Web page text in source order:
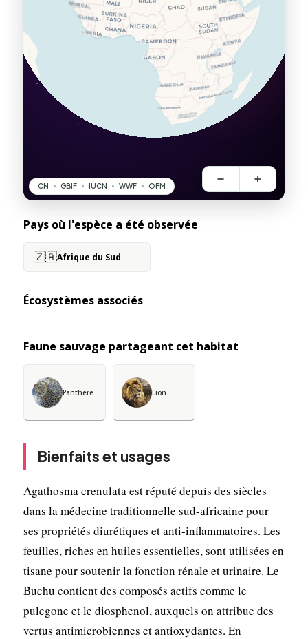
Pays où l'espèce a été observée
🇿🇦Afrique du Sud
Écosystèmes associés
Faune sauvage partageant cet habitat
Panthère Lion
Bienfaits et usages
Agathosma crenulata est réputé depuis des siècles
dans la médecine traditionnelle sud-africaine pour
ses propriétés diurétiques et anti-inflammatoires. Les
feuilles, riches en huiles essentielles, sont utilisées en
tisane pour soutenir la fonction rénale et urinaire. Le
Buchu contient des composés actifs comme le
pulegone et le diosphenol, auxquels on attribue des
vertus antimicrobiennes et antioxydantes. En